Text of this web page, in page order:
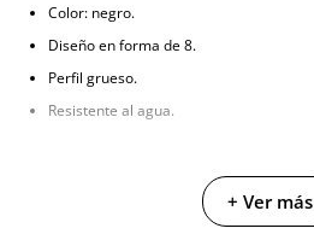
Color: negro.
Diseño en forma de 8.
Perfil grueso.
Resistente al agua.
+ Ver más